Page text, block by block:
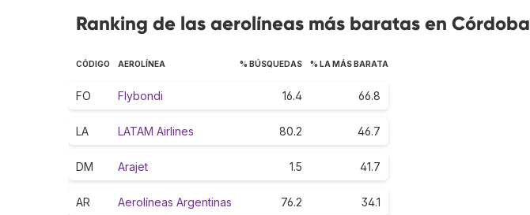
Ranking de las aerolíneas más baratas en Córdoba
CÓDIGO AEROLÍNEA % BÚSQUEDAS % LA MÁS BARATA
FO Flybondi 16.4 66.8
LA LATAM Airlines 80.2 46.7
DM Arajet 1.5 41.7
AR Aerolíneas Argentinas 76.2 34.1